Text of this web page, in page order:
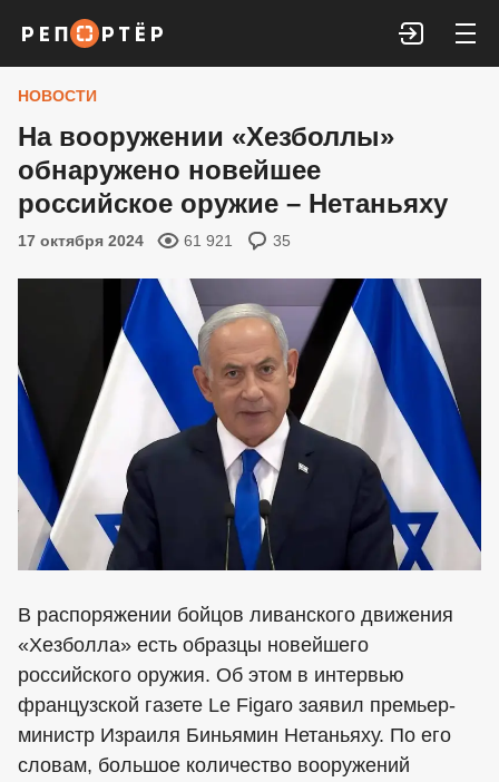
Войти
НОВОСТИ
На вооружении «Хезболлы»
обнаружено новейшее
российское оружие – Нетаньяху
17 октября 2024 61 921 35
В распоряжении бойцов ливанского движения
«Хезболла» есть образцы новейшего
российского оружия. Об этом в интервью
французской газете Le Figaro заявил премьер-
министр Израиля Биньямин Нетаньяху. По его
словам, большое количество вооружений